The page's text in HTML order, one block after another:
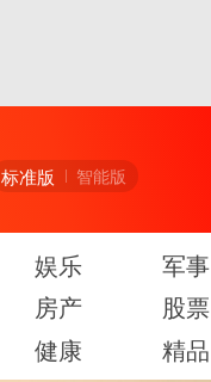
标准版 智能版
娱乐 军事
房产 股票
健康 精品